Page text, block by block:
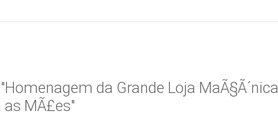
da Grande Loja MaÃ§Ã´nica
as MÃ£es"